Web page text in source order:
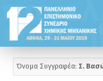
Όνομα Συγγραφέα: Σ.